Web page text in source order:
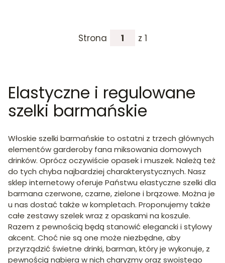
Strona z 1
Elastyczne i regulowane
szelki barmańskie
Włoskie szelki barmańskie to ostatni z trzech głównych
elementów garderoby fana miksowania domowych
drinków. Oprócz oczywiście opasek i muszek. Należą też
do tych chyba najbardziej charakterystycznych. Nasz
sklep internetowy oferuje Państwu elastyczne szelki dla
barmana czerwone, czarne, zielone i brązowe. Można je
u nas dostać także w kompletach. Proponujemy także
całe zestawy szelek wraz z opaskami na koszule.
Razem z pewnością będą stanowić elegancki i stylowy
akcent. Choć nie są one może niezbędne, aby
przyrządzić świetne drinki, barman, który je wykonuje, z
pewnością nabiera w nich charyzmy oraz swoistego